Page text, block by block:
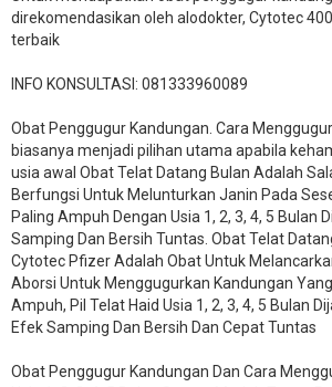
direkomendasikan oleh alodokter, Cytotec
terbaik
INFO KONSULTASI: 081333960089
​Obat Penggugur Kandungan. Cara
biasanya menjadi pilihan utama apabila
usia awal Obat Telat Datang Bulan Adalah
Berfungsi Untuk Melunturkan Janin Pada
Paling Ampuh Dengan Usia 1, 2, 3, 4, 5 Bulan
Samping Dan Bersih Tuntas. Obat Telat
Cytotec Pfizer Adalah Obat Untuk
Aborsi Untuk Menggugurkan Kandungan
Ampuh, Pil Telat Haid Usia 1, 2, 3, 4, 5 Bulan
Efek Samping Dan Bersih Dan Cepat Tuntas
Obat Penggugur Kandungan Dan Cara